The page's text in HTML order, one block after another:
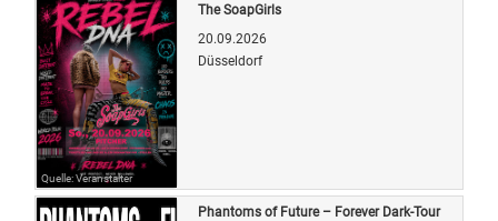
Quelle: Veranstalter
The SoapGirls
20.09.2026
Düsseldorf
Phantoms of Future – Forever Dark-Tour